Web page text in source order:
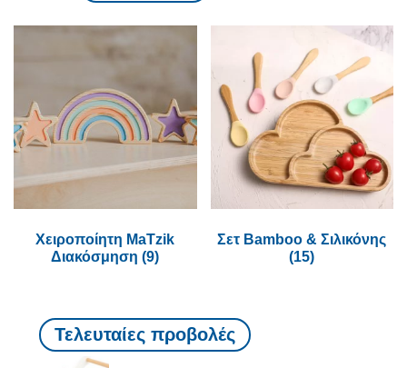
Χειροποίητη MaTzik
Διακόσμηση(9)
Σετ Bamboo & Σιλικόνης
(15)
Τελευταίες προβολές